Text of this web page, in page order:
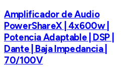
Amplificador de Audio
PowerShareX | 4x600w |
Potencia Adaptable | DSP |
Dante | Baja Impedancia |
70/100V